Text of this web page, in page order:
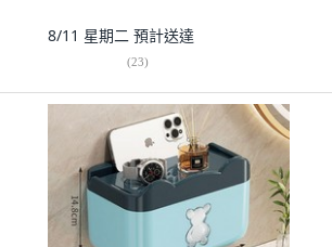
8/11 星期二 預計送達
(23)